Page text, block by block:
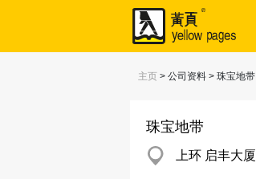
主页 > 公司资料 > 珠宝地带
珠宝地带
上环 启丰大厦